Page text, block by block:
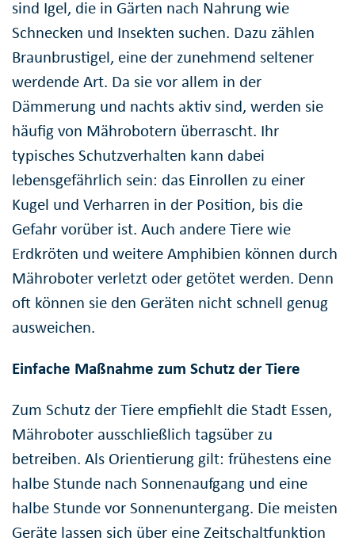
sind Igel, die in Gärten nach Nahrung wie
Schnecken und Insekten suchen. Dazu zählen
Braunbrustigel, eine der zunehmend seltener
werdende Art. Da sie vor allem in der
Dämmerung und nachts aktiv sind, werden sie
häufig von Mährobotern überrascht. Ihr
typisches Schutzverhalten kann dabei
lebensgefährlich sein: das Einrollen zu einer
Kugel und Verharren in der Position, bis die
Gefahr vorüber ist. Auch andere Tiere wie
Erdkröten und weitere Amphibien können durch
Mähroboter verletzt oder getötet werden. Denn
oft können sie den Geräten nicht schnell genug
ausweichen.
Einfache Maßnahme zum Schutz der Tiere
Zum Schutz der Tiere empfiehlt die Stadt Essen,
Mähroboter ausschließlich tagsüber zu
betreiben. Als Orientierung gilt: frühestens eine
halbe Stunde nach Sonnenaufgang und eine
halbe Stunde vor Sonnenuntergang. Die meisten
Geräte lassen sich über eine Zeitschaltfunktion